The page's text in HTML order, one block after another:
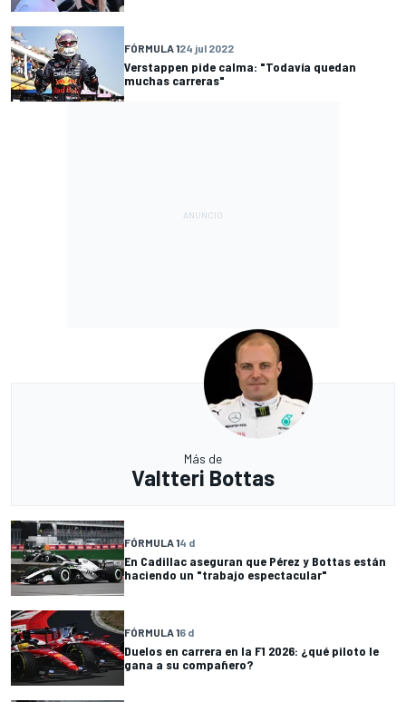
FÓRMULA 124 jul 2022
Verstappen pide calma: "Todavía quedan
muchas carreras"
Más de
Valtteri Bottas
FÓRMULA 14 d
En Cadillac aseguran que Pérez y Bottas están
haciendo un "trabajo espectacular"
FÓRMULA 16 d
Duelos en carrera en la F1 2026: ¿qué piloto le
gana a su compañero?